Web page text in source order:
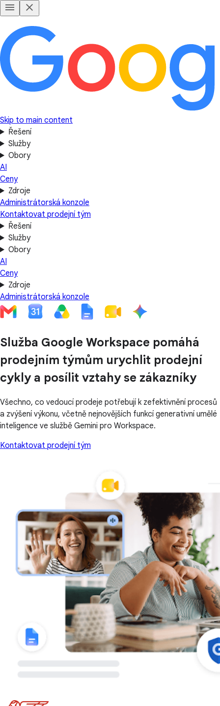
Skip to main content
Řešení
Služby
Obory
AI
Ceny
Zdroje
Administrátorská konzole
Kontaktovat prodejní tým
Řešení
Služby
Obory
AI
Ceny
Zdroje
Administrátorská konzole
Služba Google Workspace pomáhá
prodejním týmům urychlit prodejní
cykly a posílit vztahy se zákazníky
Všechno, co vedoucí prodeje potřebují k zefektivnění procesů
a zvýšení výkonu, včetně nejnovějších funkcí generativní umělé
inteligence ve službě Gemini pro Workspace.
Kontaktovat prodejní tým